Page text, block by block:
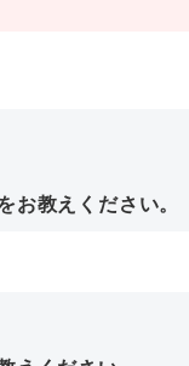
お教えください。